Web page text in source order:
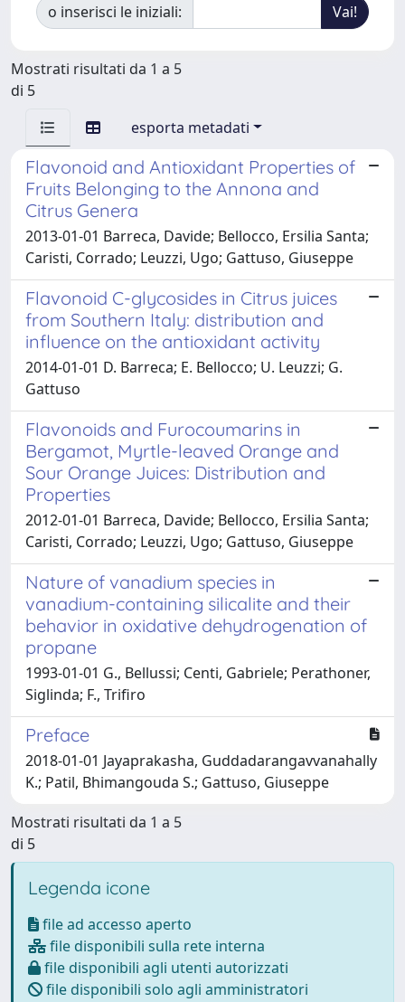
o inserisci le iniziali:
Mostrati risultati da 1 a 5
di 5
esporta metadati
Flavonoid and Antioxidant Properties of
Fruits Belonging to the Annona and
Citrus Genera
2013-01-01 Barreca, Davide; Bellocco, Ersilia Santa;
Caristi, Corrado; Leuzzi, Ugo; Gattuso, Giuseppe
Flavonoid C-glycosides in Citrus juices
from Southern Italy: distribution and
influence on the antioxidant activity
2014-01-01 D. Barreca; E. Bellocco; U. Leuzzi; G.
Gattuso
Flavonoids and Furocoumarins in
Bergamot, Myrtle-leaved Orange and
Sour Orange Juices: Distribution and
Properties
2012-01-01 Barreca, Davide; Bellocco, Ersilia Santa;
Caristi, Corrado; Leuzzi, Ugo; Gattuso, Giuseppe
Nature of vanadium species in
vanadium-containing silicalite and their
behavior in oxidative dehydrogenation of
propane
1993-01-01 G., Bellussi; Centi, Gabriele; Perathoner,
Siglinda; F., Trifiro
Preface
2018-01-01 Jayaprakasha, Guddadarangavvanahally
K.; Patil, Bhimangouda S.; Gattuso, Giuseppe
Mostrati risultati da 1 a 5
di 5
Legenda icone
file ad accesso aperto
file disponibili sulla rete interna
file disponibili agli utenti autorizzati
file disponibili solo agli amministratori